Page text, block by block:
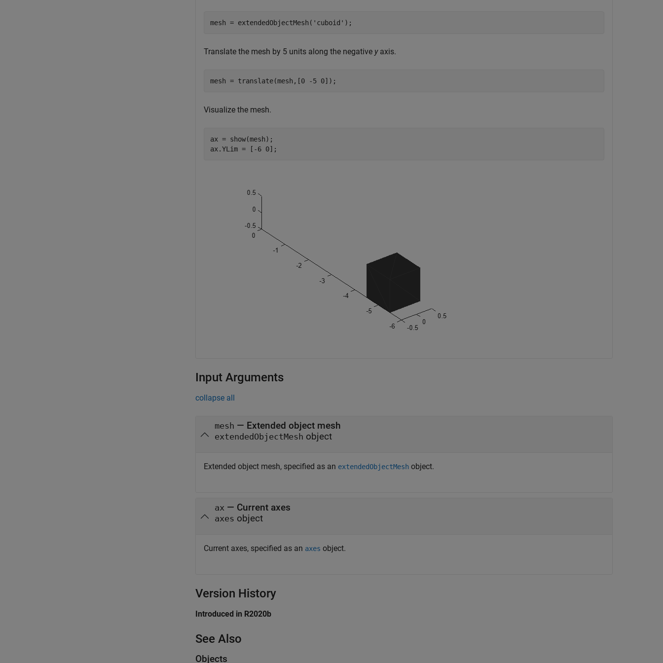
mesh = extendedObjectMesh( 'cuboid' );
Translate the mesh by 5 units along the negative yaxis.
mesh = translate(mesh,[0 -5 0]);
Visualize the mesh.
ax = show(mesh);
ax.YLim = [-6 0];
Input Arguments
collapse all
mesh — Extended object mesh
extendedObjectMesh object
Extended object mesh, specified as an extendedObjectMesh object.
ax — Current axes
axes object
Current axes, specified as an axes object.
Version History
Introduced in R2020b
See Also
Objects